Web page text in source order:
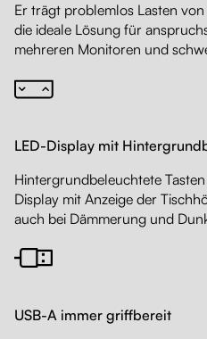
Er trägt problemlos Lasten von
die ideale Lösung für
mehreren Monitoren und
LED-Display mit
Hintergrundbeleuchtete
Display mit Anzeige der
auch bei Dämmerung und
USB-A immer griffbereit